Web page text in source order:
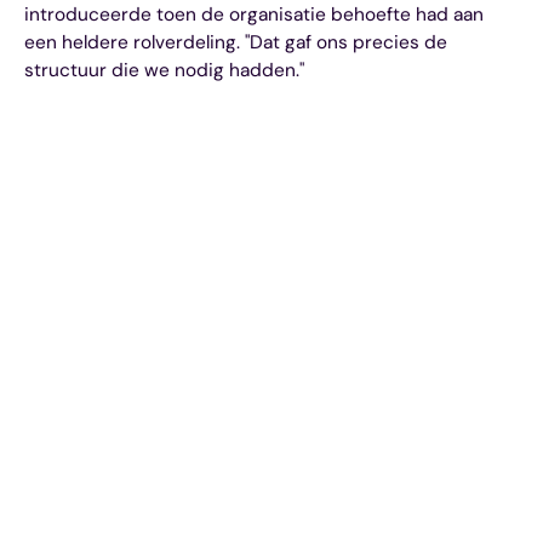
introduceerde toen de organisatie behoefte had aan
een heldere rolverdeling. "Dat gaf ons precies de
structuur die we nodig hadden."